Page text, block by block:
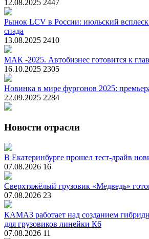
12.08.2025 2447
Рынок LCV в России: июльский
спада
13.08.2025 2410
МАК -2025. Автобизнес готовится к
16.10.2025 2305
Новинка в мире фургонов 2025:
22.09.2025 2284
Новости отрасли
В Екатеринбурге прошел тест-драйв
07.08.2026 16
Сверхтяжёлый грузовик «Медведь»
07.08.2026 23
КАМАЗ работает над созданием
для грузовиков линейки К6
07.08.2026 11